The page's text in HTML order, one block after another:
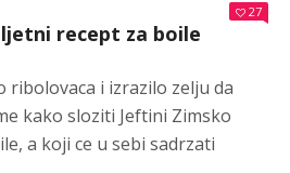
27
recept za boile
ribolovaca i izrazilo zelju da
kako sloziti Jeftini Zimsko
a koji ce u sebi sadrzati